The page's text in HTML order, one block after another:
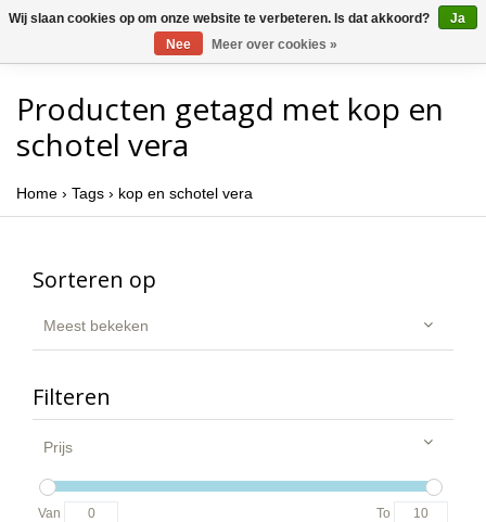
Producten getagd met kop en
schotel vera
Home › Tags › kop en schotel vera
Sorteren op
Meest bekeken
Filteren
Prijs
Van To
Wij slaan cookies op om onze website te verbeteren. Is dat akkoord?
Ja
Nee
Meer over cookies »